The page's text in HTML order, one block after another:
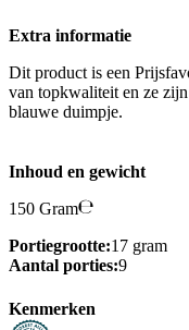
Extra informatie
Dit product is een
van topkwaliteit en ze
blauwe duimpje.
Inhoud en gewicht
150 Gram
Portiegrootte:17 gram
Aantal porties:9
Kenmerken